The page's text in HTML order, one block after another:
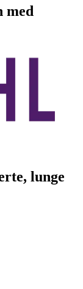
med
lunge